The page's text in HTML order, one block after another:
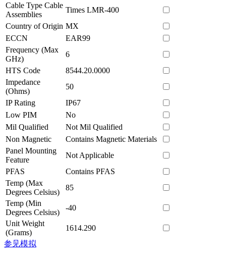
Cable Type Cable
Assemblies
Times LMR-400
Country of Origin MX
ECCN
EAR99
Frequency (Max
GHz)
6
HTS Code
8544.20.0000
Impedance
(Ohms)
50
IP Rating
IP67
Low PIM
No
Mil Qualified
Not Mil Qualified
Non Magnetic
Contains Magnetic Materials
Panel Mounting
Feature
Not Applicable
PFAS
Contains PFAS
Temp (Max
Degrees Celsius)
85
Temp (Min
Degrees Celsius)
-40
Unit Weight
(Grams)
1614.290
参见模拟